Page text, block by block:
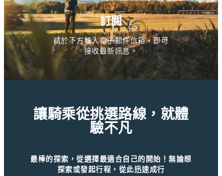
訂閱
請於下方輸入電子郵件信箱，即可
接收最新訊息。
讓騎乘從挑選路線，就體
驗不凡
最棒的探索，從選擇最適合自己的開始！無論想
探索或發起行程，從此迅速成行